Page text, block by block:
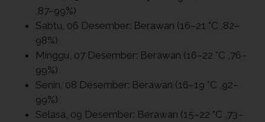
,87–99%)
Sabtu, 06 Desember: Berawan (16–21 °C ,82–
98%)
Minggu, 07 Desember: Berawan (16–22 °C ,76–
99%)
Senin, 08 Desember: Berawan (16–19 °C ,92–
99%)
Selasa, 09 Desember: Berawan (15–22 °C ,73–